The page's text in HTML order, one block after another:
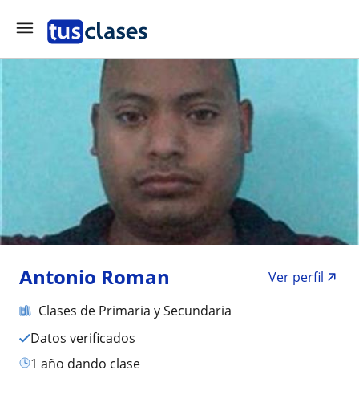
Antonio Roman
Ver perfil
Clases de Primaria y Secundaria
Datos verificados
1 año dando clase